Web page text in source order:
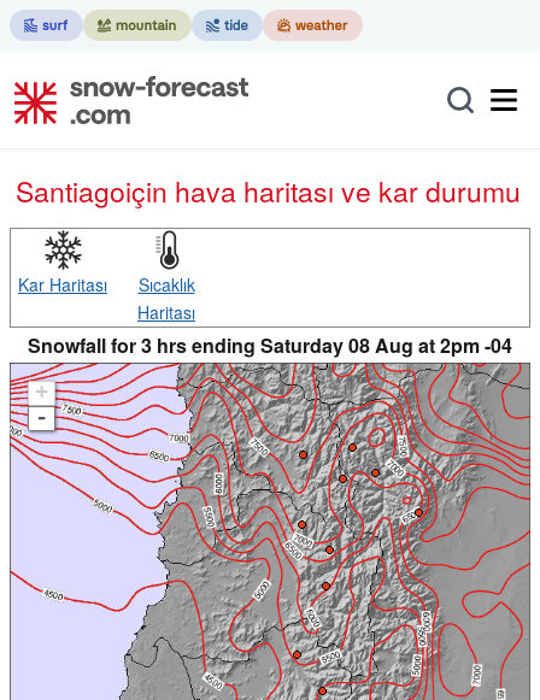
Santiagoiçin hava haritası ve kar durumu
Kar Haritası
Sıcaklık
Haritası
Snowfall for 3 hrs ending Saturday 08 Aug at 2pm -04
+
-